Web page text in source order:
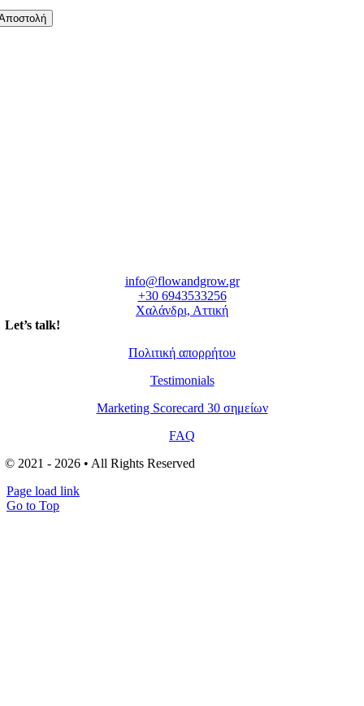
info@flowandgrow.gr
+30 6943533256
Χαλάνδρι, Αττική
Let’s talk!
Πολιτική απορρήτου
Testimonials
Marketing Scorecard 30 σημείων
FAQ
© 2021 - 2026 • All Rights Reserved
Page load link
Go to Top